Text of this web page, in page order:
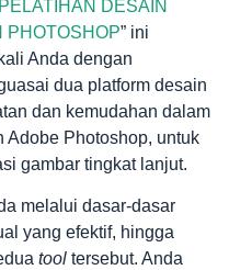
PELATIHAN DESAIN
PHOTOSHOP” ini
Anda dengan
dua platform desain
dan kemudahan dalam
Adobe Photoshop, untuk
gambar tingkat lanjut.
melalui dasar-dasar
yang efektif, hingga
tool tersebut. Anda